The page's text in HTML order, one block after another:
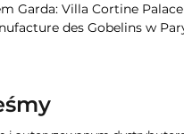
Garda: Villa Cortine
des Gobelins w